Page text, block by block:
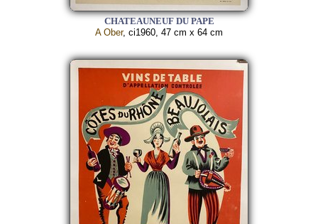
CHATEAUNEUF DU PAPE
A Ober, ci1960, 47 cm x 64 cm